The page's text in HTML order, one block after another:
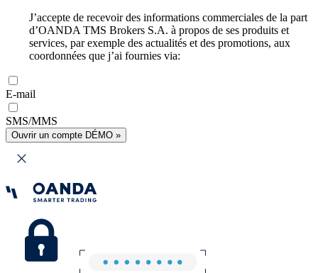
J’accepte de recevoir des informations commerciales de la part
d’OANDA TMS Brokers S.A. à propos de ses produits et
services, par exemple des actualités et des promotions, aux
coordonnées que j’ai fournies via:
E-mail
SMS/MMS
Ouvrir un compte DÉMO »